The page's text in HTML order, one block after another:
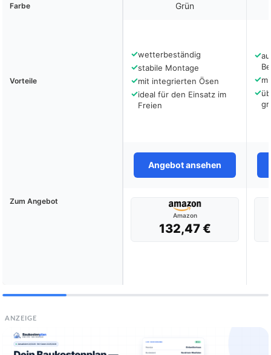
Farbe Grün
Vorteile
✓wetterbeständig
✓stabile Montage
✓mit integrierten Ösen
✓ideal für den Einsatz im
Freien
✓
✓
✓
Angebot ansehen
Zum Angebot
Amazon
132,47 €
ANZEIGE